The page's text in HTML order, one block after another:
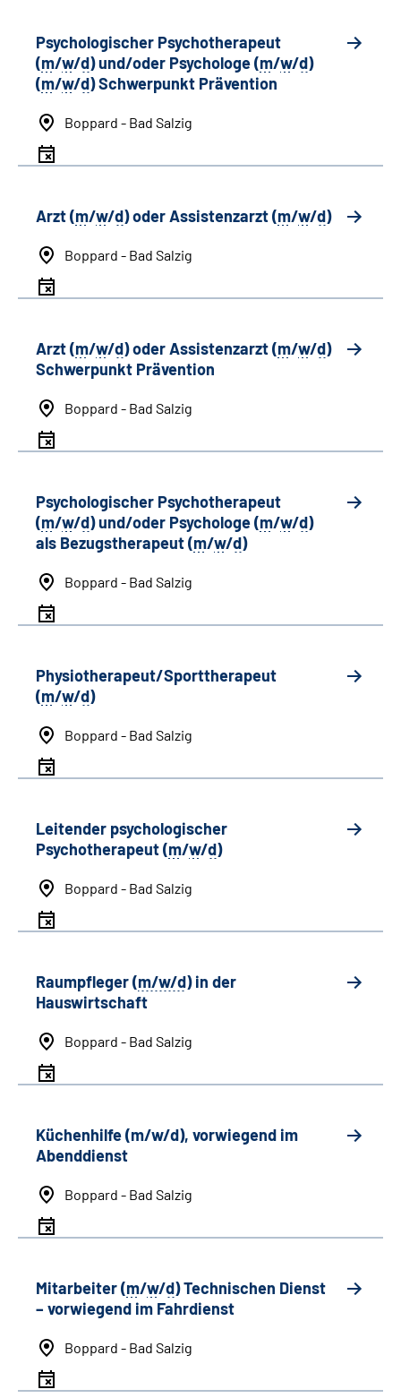
Psychologischer Psychotherapeut
(m/w/d) und/oder Psychologe (m/w/d)
(m/w/d) Schwerpunkt Prävention
Boppard - Bad Salzig
Arzt (m/w/d) oder Assistenzarzt (m/w/d)
Boppard - Bad Salzig
Arzt (m/w/d) oder Assistenzarzt (m/w/d)
Schwerpunkt Prävention
Boppard - Bad Salzig
Psychologischer Psychotherapeut
(m/w/d) und/oder Psychologe (m/w/d)
als Bezugstherapeut (m/w/d)
Boppard - Bad Salzig
Physiotherapeut/Sporttherapeut
(m/w/d)
Boppard - Bad Salzig
Leitender psychologischer
Psychotherapeut (m/w/d)
Boppard - Bad Salzig
Raumpfleger (m/w/d) in der
Hauswirtschaft
Boppard - Bad Salzig
Küchenhilfe (m/w/d), vorwiegend im
Abenddienst
Boppard - Bad Salzig
Mitarbeiter (m/w/d) Technischen Dienst
– vorwiegend im Fahrdienst
Boppard - Bad Salzig